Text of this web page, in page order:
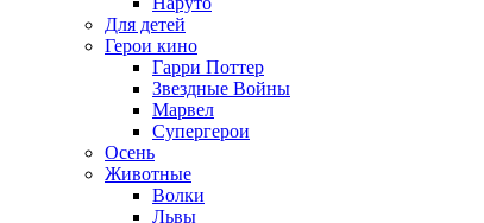
Для детей
Герои кино
Гарри Поттер
Звездные Войны
Марвел
Супергерои
Осень
Животные
Волки
Львы